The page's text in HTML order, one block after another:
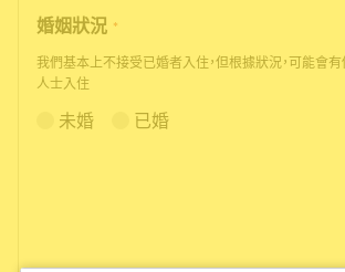
婚姻狀況 *
我們基本上不接受已婚者入住，但根據狀況，可能會
人士入住
未婚 已婚